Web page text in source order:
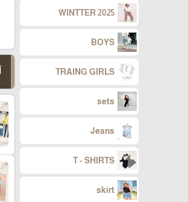
WINTTER 2025
BOYS
TRAING GIRLS
sets
Jeans
T - SHIRTS
skirt